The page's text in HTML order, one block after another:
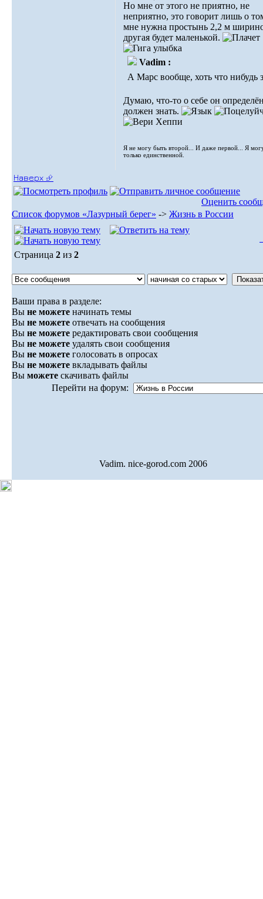
Но мне от этого не приятно, не
неприятно, это говорит лишь о
мне нужна простынь 2,2 м
другая будет маленькой.
Vadim :
А Марс вообще, хоть что нибудь
Думаю, что-то о себе он
должен знать.
Я не могу быть второй... И даже первой... Я
только единственной.
Наверх ⮵
Оценить
Список форумов «Лазурный берег» -> Жизнь в России
Страница 2 из 2
Ваши права в разделе:
Вы не можете начинать темы
Вы не можете отвечать на сообщения
Вы не можете редактировать свои сообщения
Вы не можете удалять свои сообщения
Вы не можете голосовать в опросах
Вы не можете вкладывать файлы
Вы можете скачивать файлы
Перейти на форум:
Vadim. nice-gorod.com 2006